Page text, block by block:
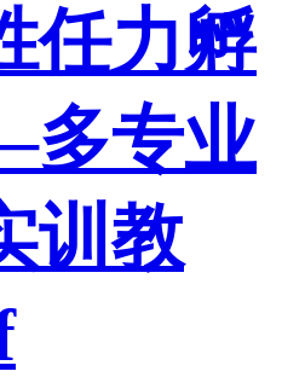
任力孵
专业
训教